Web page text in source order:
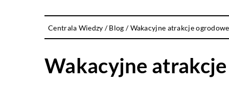
Centrala Wiedzy /Blog /Wakacyjne atrakcje ogrodowe
Wakacyjne